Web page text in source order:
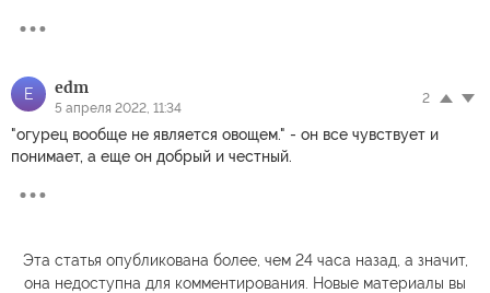
E edm
5 апреля 2022, 11:34
2
"огурец вообще не является овощем." - он все чувствует и
понимает, а еще он добрый и честный.
Эта статья опубликована более, чем 24 часа назад, а значит,
она недоступна для комментирования. Новые материалы вы